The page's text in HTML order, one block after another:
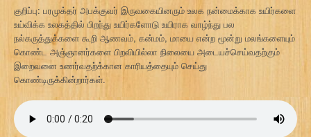
குறிப்பு: பரமுக்தர் அபக்குவர் இருவகையினரும் உலக நன்மைக்காக உயிர்களை
உய்விக்க உலகத்தில் பிறந்து உயிர்களோடு உயிராக வாழ்ந்து பல
நல்கருத்துக்களை கூறி ஆணவம், கன்மம், மாயை என்ற மூன்று மலங்களையும்
கொண்ட அஞ்ஞானர்களை பிறவியில்லா நிலையை அடையச்செய்வதற்கும்
இறைவனை உணர்வதற்க்கான காரியத்தையும் செய்து
கொண்டிருக்கின்றார்கள்.